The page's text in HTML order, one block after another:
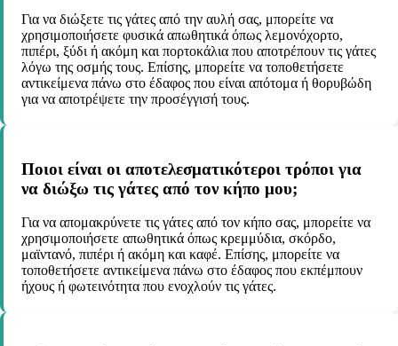
Για να διώξετε τις γάτες από την αυλή σας, μπορείτε να
χρησιμοποιήσετε φυσικά απωθητικά όπως λεμονόχορτο,
πιπέρι, ξύδι ή ακόμη και πορτοκάλια που αποτρέπουν τις γάτες
λόγω της οσμής τους. Επίσης, μπορείτε να τοποθετήσετε
αντικείμενα πάνω στο έδαφος που είναι απότομα ή θορυβώδη
για να αποτρέψετε την προσέγγισή τους.
Ποιοι είναι οι αποτελεσματικότεροι τρόποι για
να διώξω τις γάτες από τον κήπο μου;
Για να απομακρύνετε τις γάτες από τον κήπο σας, μπορείτε να
χρησιμοποιήσετε απωθητικά όπως κρεμμύδια, σκόρδο,
μαϊντανό, πιπέρι ή ακόμη και καφέ. Επίσης, μπορείτε να
τοποθετήσετε αντικείμενα πάνω στο έδαφος που εκπέμπουν
ήχους ή φωτεινότητα που ενοχλούν τις γάτες.